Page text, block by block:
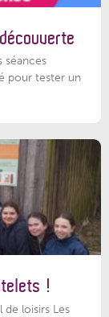
séances
pour tester un
!
loisirs Les